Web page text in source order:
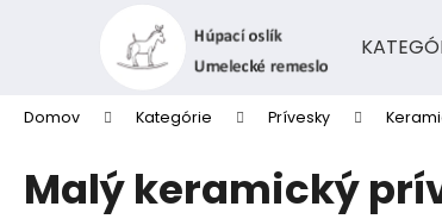
Domov Kategórie Prívesky
Malý keramický
Späť
obchodu
Späť
obchodu